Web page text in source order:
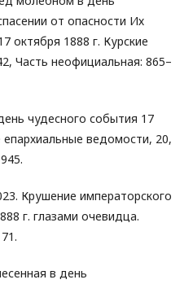
от опасности Их
октября 1888 г. Курские
Часть неофициальная: 865–
чудесного события 17
ведомости, 20,
Крушение императорского
г. глазами очевидца.
в день